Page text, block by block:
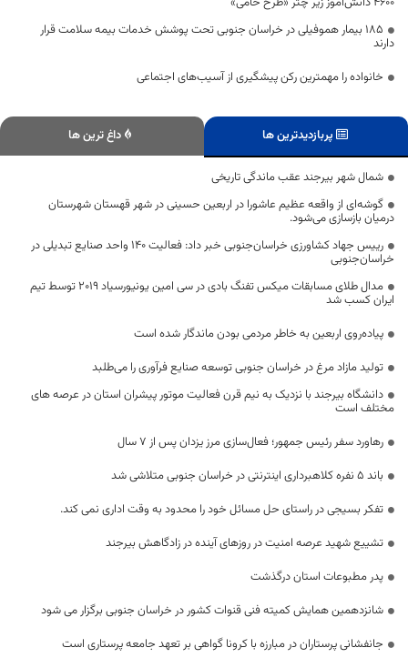
۱۸۵ بیمار هموفیلی در خراسان جنوبی تحت پوشش خدمات بیمه سلامت قرار
دارند
خانواده را مهمترین رکن پیشگیری از آسیب‌های اجتماعی
پربازدیدترین ها داغ ترین ها
شمال شهر بیرجند عقب ماندگی تاریخی
گوشه‌ای از واقعه عظیم عاشورا در اربعین حسینی در شهر قهستان شهرستان
درمیان بازسازی می‌شود.
رییس جهاد کشاورزی خراسان‌جنوبی خبر داد: فعالیت ۱۴۰ واحد صنایع تبدیلی در
خراسان‌جنوبی
مدال طلای مسابقات میکس تفنگ بادی در سی امین یونیورسیاد 2019 توسط تیم
ایران کسب شد
پیاده‌روی اربعین به خاطر مردمی بودن ماندگار شده است
تولید مازاد مرغ در خراسان جنوبی توسعه صنایع فرآوری را می‌طلبد
دانشگاه بیرجند با نزدیک به نیم قرن فعالیت موتور پیشران استان در عرصه های
مختلف است
رهاورد سفر رئیس جمهور؛ فعال‌سازی مرز یزدان پس از ۷ سال
باند ۵ نفره کلاهبرداری اینترنتی در خراسان جنوبی متلاشی شد
تفکر بسیجی در راستای حل مسائل خود را محدود به وقت اداری نمی کند.
تشییع شهید عرصه امنیت در روزهای آینده در زادگاهش بیرجند
پدر مطبوعات استان درگذشت
شانزدهمین همایش کمیته فنی قنوات کشور در خراسان جنوبی برگزار می شود
جانفشانی پرستاران در مبارزه با کرونا گواهی بر تعهد جامعه پرستاری است